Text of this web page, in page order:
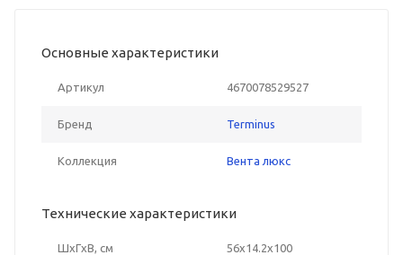
Основные характеристики
Артикул 4670078529527
Бренд Terminus
Коллекция Вента люкс
Технические характеристики
ШxГxВ, см 56x14.2x100